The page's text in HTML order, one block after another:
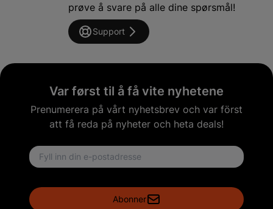
prøve å svare på alle dine spørsmål!
Support
Var først til å få vite nyhetene
Prenumerera på vårt nyhetsbrev och var först
att få reda på nyheter och heta deals!
Email address
Abonner